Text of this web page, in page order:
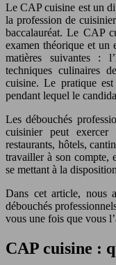
Le CAP cuisine est un
la profession de
baccalauréat. Le CAP
examen théorique et un
matières suivantes :
techniques culinaires
cuisine. Le pratique
pendant lequel le
Les débouchés
cuisinier peut exercer
restaurants, hôtels,
travailler à son compte,
se mettant à la
Dans cet article, nous
débouchés
vous une fois que vous
CAP cuisine :